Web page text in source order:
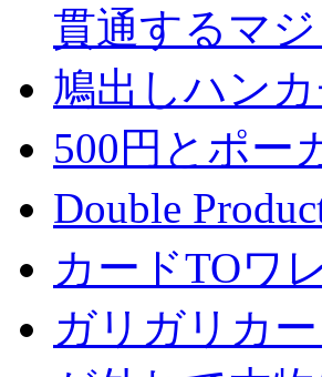
貫通するマジ
鳩出しハン
500円とポー
Double
カードTOワ
ガリガリカ